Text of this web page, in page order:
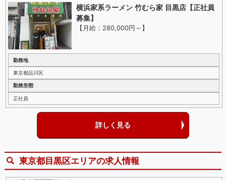
横浜家系ラーメン 竹むら家 目黒店【正社員
募集】
【月給：280,000円～ 】
勤務地
東京都品川区
勤務形態
正社員
詳しく見る
東京都目黒区エリアの求人情報